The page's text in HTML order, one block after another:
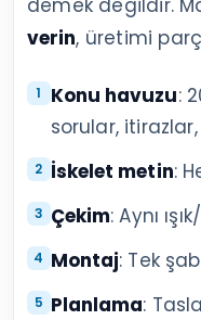
demek değildir.
verin, üretimi
Konu havuzu:
sorular,
İskelet metin:
Çekim: Aynı
Montaj: Tek
Planlama: